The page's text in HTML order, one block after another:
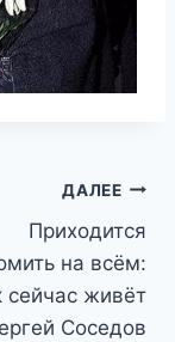
ДАЛЕЕ
Приходится
на всём:
сейчас живёт
Соседов